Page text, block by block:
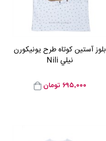
بلوز آستين کوتاه طرح يونيکورن
نيلي Nili
۶۹۵,۰۰۰ تومان